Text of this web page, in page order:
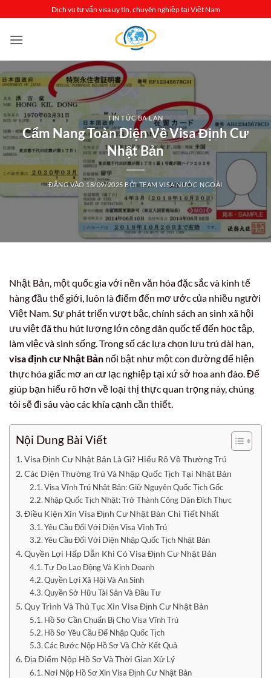
qua
nội
Dịch vụ tư vấn visa uy tín, chuyên nghiệp tại Việt Nam
TIN TỨC BA LAN
Cẩm Nang Toàn Diện Về Visa Định Cư
Nhật Bản
ĐĂNG VÀO 18/09/2025 BỞITEAM VISA NƯỚC NGOÀI
Nhật Bản, một quốc gia với nền văn hóa đặc sắc và kinh tế
hàng đầu thế giới, luôn là điểm đến mơ ước của nhiều người
Việt Nam. Sự phát triển vượt bậc, chính sách an sinh xã hội
ưu việt đã thu hút lượng lớn công dân quốc tế đến học tập,
làm việc và sinh sống. Trong số các lựa chọn lưu trú dài hạn,
visa định cư Nhật Bản nổi bật như một con đường để hiện
thực hóa giấc mơ an cư lạc nghiệp tại xứ sở hoa anh đào. Để
giúp bạn hiểu rõ hơn về loại thị thực quan trọng này, chúng
tôi sẽ đi sâu vào các khía cạnh cần thiết.
Nội Dung Bài Viết
Visa Định Cư Nhật Bản Là Gì? Hiểu Rõ Về Thường Trú
Các Diện Thường Trú Và Nhập Quốc Tịch Tại Nhật Bản
Visa Vĩnh Trú Nhật Bản: Giữ Nguyên Quốc Tịch Gốc
Nhập Quốc Tịch Nhật: Trở Thành Công Dân Đích Thực
Điều Kiện Xin Visa Định Cư Nhật Bản Chi Tiết Nhất
Yêu Cầu Đối Với Diện Visa Vĩnh Trú
Yêu Cầu Đối Với Diện Nhập Quốc Tịch Nhật Bản
Quyền Lợi Hấp Dẫn Khi Có Visa Định Cư Nhật Bản
Tự Do Lao Động Và Kinh Doanh
Quyền Lợi Xã Hội Và An Sinh
Quyền Sở Hữu Tài Sản Và Đầu Tư
Quy Trình Và Thủ Tục Xin Visa Định Cư Nhật Bản
Hồ Sơ Cần Chuẩn Bị Cho Visa Vĩnh Trú
Hồ Sơ Yêu Cầu Để Nhập Quốc Tịch
Các Bước Nộp Hồ Sơ Và Chờ Kết Quả
Địa Điểm Nộp Hồ Sơ Và Thời Gian Xử Lý
Nơi Nộp Hồ Sơ Xin Visa Định Cư Nhật Bản